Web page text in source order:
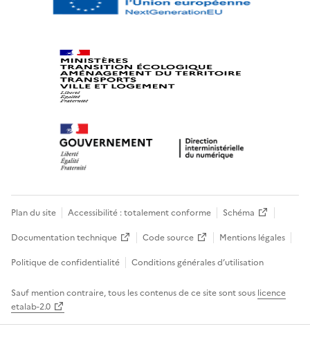
Plan du site Accessibilité : totalement conforme
Schéma
Documentation technique
Code source
Mentions légales
Politique de confidentialité
Conditions générales d’utilisation
Sauf mention contraire, tous les contenus de ce site sont sous licence
etalab-2.0